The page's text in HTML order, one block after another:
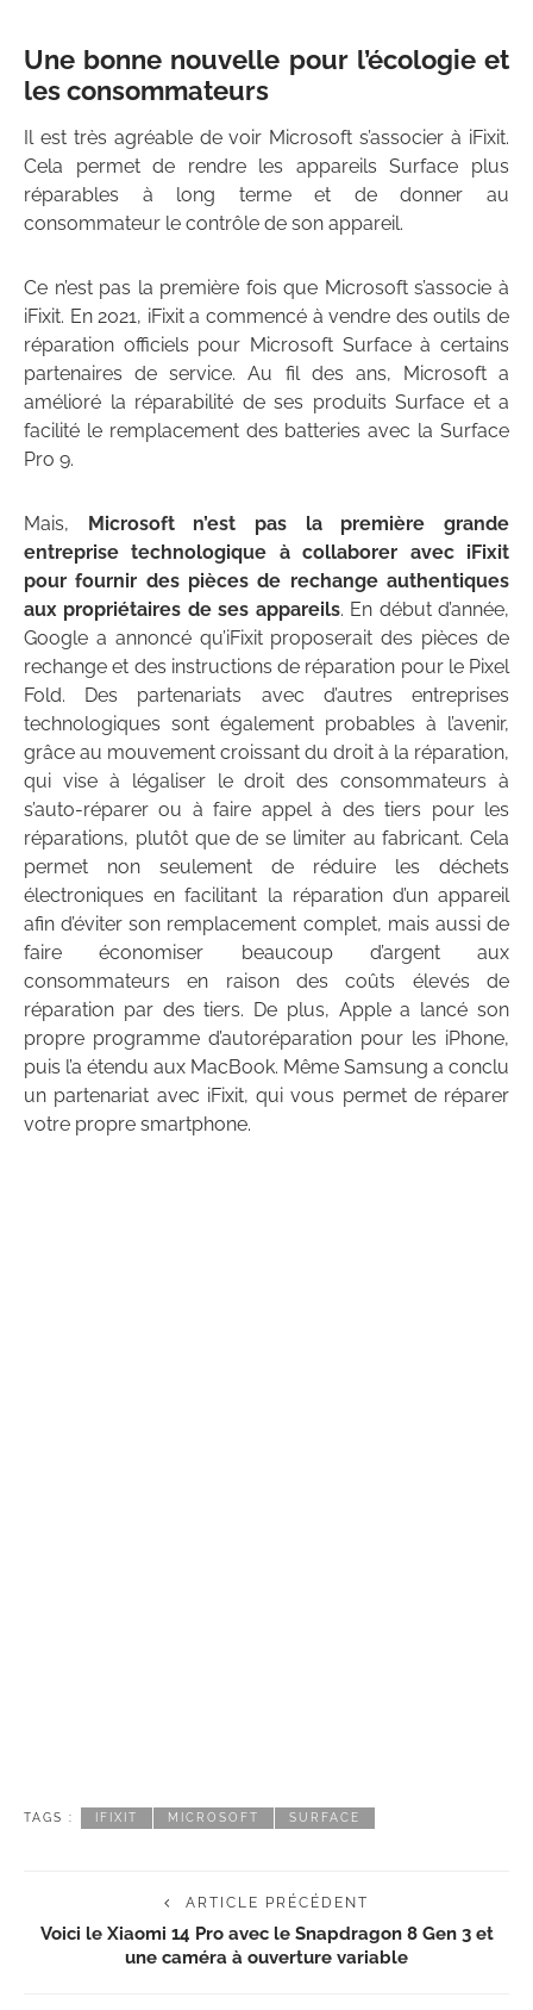
Une bonne nouvelle pour l’écologie et
les consommateurs
Il est très agréable de voir Microsoft s’associer à iFixit.
Cela permet de rendre les appareils Surface plus
réparables à long terme et de donner au
consommateur le contrôle de son appareil.
Ce n’est pas la première fois que Microsoft s’associe à
iFixit. En 2021, iFixit a commencé à vendre des outils de
réparation officiels pour Microsoft Surface à certains
partenaires de service. Au fil des ans, Microsoft a
amélioré la réparabilité de ses produits Surface et a
facilité le remplacement des batteries avec la Surface
Pro 9.
Mais, Microsoft n’est pas la première grande
entreprise technologique à collaborer avec iFixit
pour fournir des pièces de rechange authentiques
aux propriétaires de ses appareils. En début d’année,
Google a annoncé qu’iFixit proposerait des pièces de
rechange et des instructions de réparation pour le Pixel
Fold. Des partenariats avec d’autres entreprises
technologiques sont également probables à l’avenir,
grâce au mouvement croissant du droit à la réparation,
qui vise à légaliser le droit des consommateurs à
s’auto-réparer ou à faire appel à des tiers pour les
réparations, plutôt que de se limiter au fabricant. Cela
permet non seulement de réduire les déchets
électroniques en facilitant la réparation d’un appareil
afin d’éviter son remplacement complet, mais aussi de
faire économiser beaucoup d’argent aux
consommateurs en raison des coûts élevés de
réparation par des tiers. De plus, Apple a lancé son
propre programme d’autoréparation pour les iPhone,
puis l’a étendu aux MacBook. Même Samsung a conclu
un partenariat avec iFixit, qui vous permet de réparer
votre propre smartphone.
TAGS : IFIXIT MICROSOFT SURFACE
ARTICLE PRÉCÉDENT
Voici le Xiaomi 14 Pro avec le Snapdragon 8 Gen 3 et
une caméra à ouverture variable